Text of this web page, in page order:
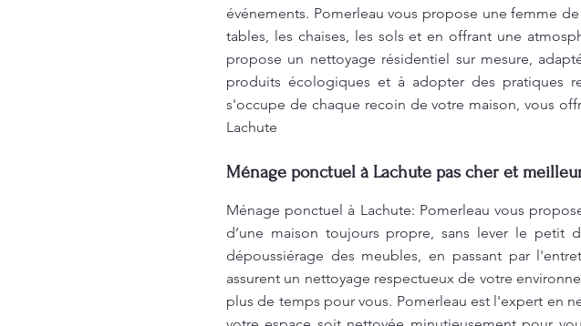
événements. Pomerleau vous propose une femme
tables, les chaises, les sols et en offrant une
propose un nettoyage résidentiel sur mesure,
produits écologiques et à adopter des pratiques
s'occupe de chaque recoin de votre maison, vous
Lachute
Ménage ponctuel à Lachute pas cher et
Ménage ponctuel à Lachute: Pomerleau vous
d’une maison toujours propre, sans lever le
dépoussiérage des meubles, en passant par
assurent un nettoyage respectueux de votre
plus de temps pour vous. Pomerleau est l'expert en